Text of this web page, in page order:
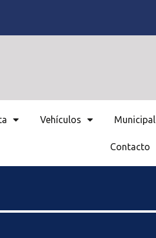
Vehículos Municipal
Contacto